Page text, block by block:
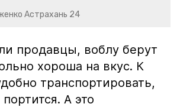
Астрахань 24
продавцы, воблу берут
хороша на вкус. К
транспортировать,
А это